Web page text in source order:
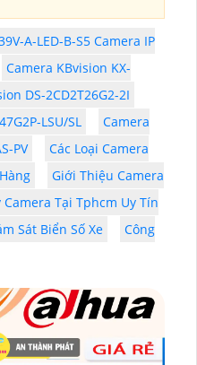
A-LED-B-S5 Camera IP
Camera KBvision KX-
DS-2CD2T26G2-2I
LSU/SL
Camera
PV
Các Loại Camera
Giới Thiệu Camera
Camera Tại Tphcm Uy Tín
Sát Biển Số Xe
Công